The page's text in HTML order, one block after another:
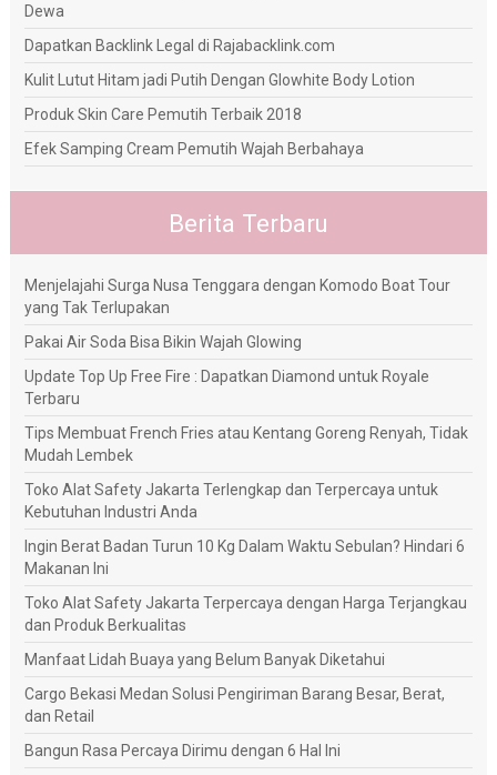
Dewa
Dapatkan Backlink Legal di Rajabacklink.com
Kulit Lutut Hitam jadi Putih Dengan Glowhite Body Lotion
Produk Skin Care Pemutih Terbaik 2018
Efek Samping Cream Pemutih Wajah Berbahaya
Berita Terbaru
Menjelajahi Surga Nusa Tenggara dengan Komodo Boat Tour
yang Tak Terlupakan
Pakai Air Soda Bisa Bikin Wajah Glowing
Update Top Up Free Fire : Dapatkan Diamond untuk Royale
Terbaru
Tips Membuat French Fries atau Kentang Goreng Renyah, Tidak
Mudah Lembek
Toko Alat Safety Jakarta Terlengkap dan Terpercaya untuk
Kebutuhan Industri Anda
Ingin Berat Badan Turun 10 Kg Dalam Waktu Sebulan? Hindari 6
Makanan Ini
Toko Alat Safety Jakarta Terpercaya dengan Harga Terjangkau
dan Produk Berkualitas
Manfaat Lidah Buaya yang Belum Banyak Diketahui
Cargo Bekasi Medan Solusi Pengiriman Barang Besar, Berat,
dan Retail
Bangun Rasa Percaya Dirimu dengan 6 Hal Ini